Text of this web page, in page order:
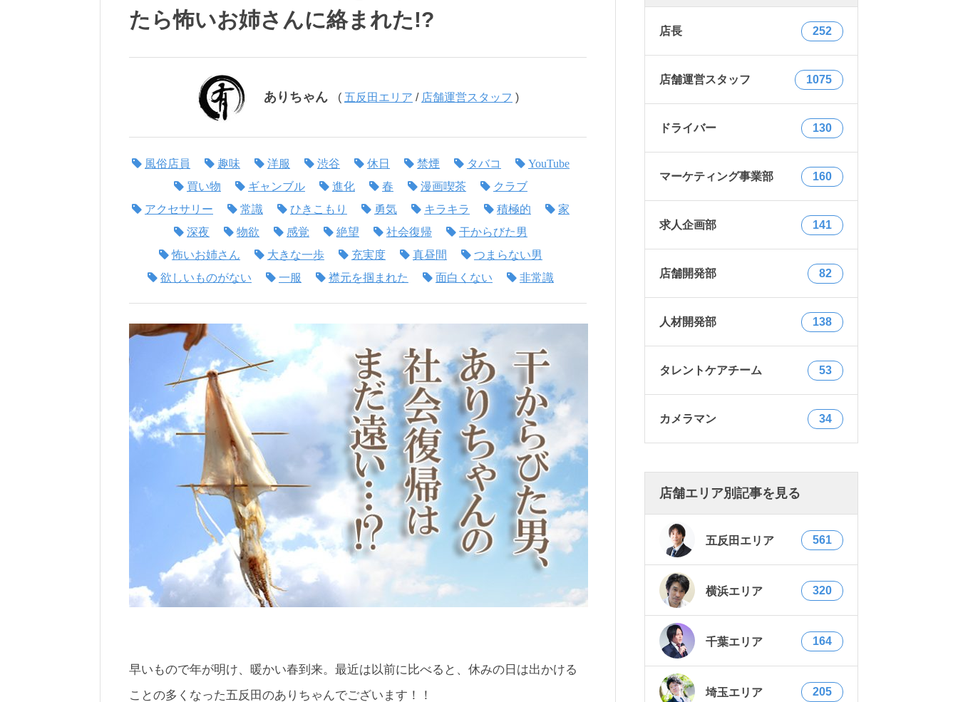
たら怖いお姉さんに絡まれた!?
ありちゃん ( 五反田エリア / 店舗運営スタッフ )
風俗店員 趣味 洋服 渋谷 休日 禁煙 タバコ
YouTube
買い物
ギャンブル 進化 春 漫画喫茶
クラブ
アクセサリー
常識 ひきこもり 勇気 キラキラ 積極的
家
深夜
物欲 感覚 絶望 社会復帰
干からびた男
怖いお姉さん
大きな一歩 充実度 真昼間
つまらない男
欲しいものがない
一服 襟元を掴まれた 面白くない 非常識
早いもので年が明け、暖かい春到来。最近は以前に比べると、休みの日は出かける
ことの多くなった五反田のありちゃんでございます！！
店長 252
店舗運営スタッフ 1075
ドライバー 130
マーケティング事業部 160
求人企画部 141
店舗開発部 82
人材開発部 138
タレントケアチーム 53
カメラマン 34
店舗エリア別記事を見る
五反田エリア 561
横浜エリア 320
千葉エリア 164
埼玉エリア 205